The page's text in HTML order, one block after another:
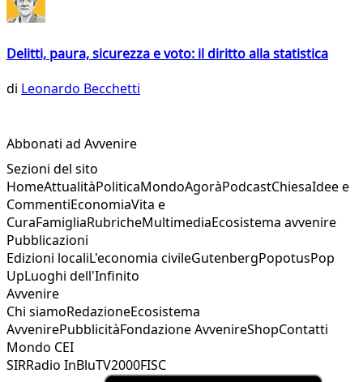
Delitti, paura, sicurezza e voto: il diritto alla statistica
di Leonardo Becchetti
Abbonati ad Avvenire
Sezioni del sito
HomeAttualitàPoliticaMondoAgoràPodcastChiesaIdee e
CommentiEconomiaVita e
CuraFamigliaRubricheMultimediaEcosistema avvenire
Pubblicazioni
Edizioni localiL'economia civileGutenbergPopotusPop
UpLuoghi dell'Infinito
Avvenire
Chi siamoRedazioneEcosistema
AvvenirePubblicitàFondazione AvvenireShopContatti
Mondo CEI
SIRRadio InBluTV2000FISC